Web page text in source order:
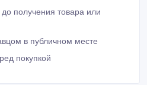
получения товара или
в публичном месте
покупкой